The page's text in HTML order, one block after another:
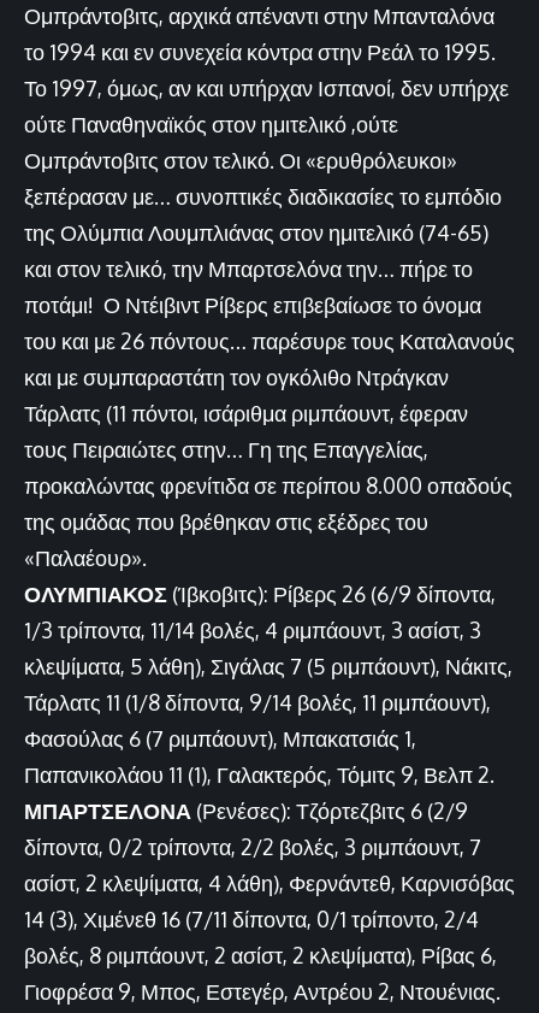
Ομπράντοβιτς, αρχικά απέναντι στην Μπανταλόνα
το 1994 και εν συνεχεία κόντρα στην Ρεάλ το 1995.
Το 1997, όμως, αν και υπήρχαν Ισπανοί, δεν υπήρχε
ούτε Παναθηναϊκός στον ημιτελικό ,ούτε
Ομπράντοβιτς στον τελικό. Οι «ερυθρόλευκοι»
ξεπέρασαν με… συνοπτικές διαδικασίες το εμπόδιο
της Ολύμπια Λουμπλιάνας στον ημιτελικό (74-65)
και στον τελικό, την Μπαρτσελόνα την… πήρε το
ποτάμι! Ο Ντέιβιντ Ρίβερς επιβεβαίωσε το όνομα
του και με 26 πόντους… παρέσυρε τους Καταλανούς
και με συμπαραστάτη τον ογκόλιθο Ντράγκαν
Τάρλατς (11 πόντοι, ισάριθμα ριμπάουντ, έφεραν
τους Πειραιώτες στην… Γη της Επαγγελίας,
προκαλώντας φρενίτιδα σε περίπου 8.000 οπαδούς
της ομάδας που βρέθηκαν στις εξέδρες του
«Παλαέουρ».
ΟΛΥΜΠΙΑΚΟΣ (Ίβκοβιτς): Ρίβερς 26 (6/9 δίποντα,
1/3 τρίποντα, 11/14 βολές, 4 ριμπάουντ, 3 ασίστ, 3
κλεψίματα, 5 λάθη), Σιγάλας 7 (5 ριμπάουντ), Νάκιτς,
Τάρλατς 11 (1/8 δίποντα, 9/14 βολές, 11 ριμπάουντ),
Φασούλας 6 (7 ριμπάουντ), Μπακατσιάς 1,
Παπανικολάου 11 (1), Γαλακτερός, Τόμιτς 9, Βελπ 2.
ΜΠΑΡΤΣΕΛΟΝΑ (Ρενέσες): Τζόρτεζβιτς 6 (2/9
δίποντα, 0/2 τρίποντα, 2/2 βολές, 3 ριμπάουντ, 7
ασίστ, 2 κλεψίματα, 4 λάθη), Φερνάντεθ, Καρνισόβας
14 (3), Χιμένεθ 16 (7/11 δίποντα, 0/1 τρίποντο, 2/4
βολές, 8 ριμπάουντ, 2 ασίστ, 2 κλεψίματα), Ρίβας 6,
Γιοφρέσα 9, Μπος, Εστεγέρ, Αντρέου 2, Ντουένιας.